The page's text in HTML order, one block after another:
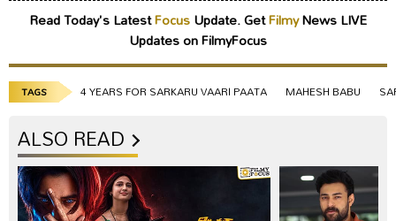
Read Today's LatestFocusUpdate. GetFilmyNews LIVE
Updates on FilmyFocus
TAGS 4 YEARS FOR SARKARU VAARI PAATA MAHESH BABU
ALSO READ